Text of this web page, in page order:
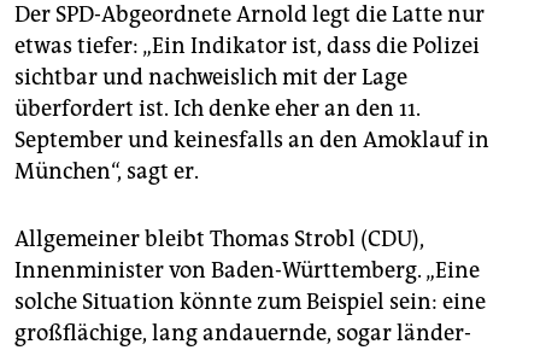
Der SPD-Abgeordnete Arnold legt die Latte nur
etwas tiefer: „Ein Indikator ist, dass die Polizei
sichtbar und nachweislich mit der Lage
überfordert ist. Ich denke eher an den 11.
September und keinesfalls an den Amoklauf in
München“, sagt er.
Allgemeiner bleibt Thomas Strobl (CDU),
Innenminister von Baden-Württemberg. „Eine
solche Situation könnte zum Beispiel sein: eine
großflächige, lang andauernde, sogar länder­